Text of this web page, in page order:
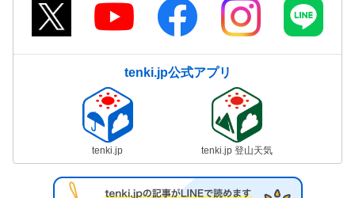
tenki.jp公式アプリ
tenki.jp tenki.jp 登山天気